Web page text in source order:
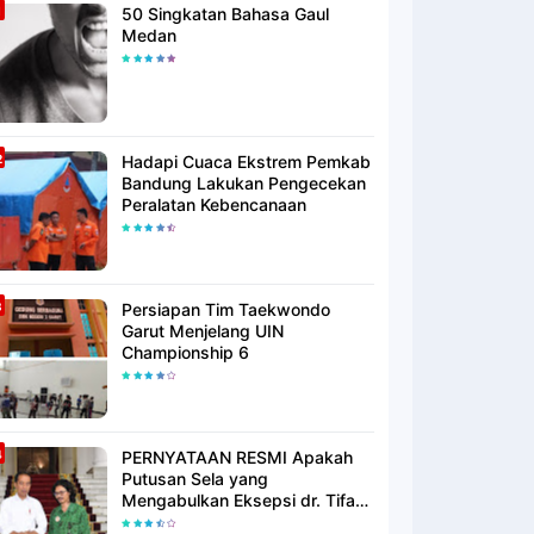
50 Singkatan Bahasa Gaul
Medan
Hadapi Cuaca Ekstrem Pemkab
Bandung Lakukan Pengecekan
Peralatan Kebencanaan
Persiapan Tim Taekwondo
Garut Menjelang UIN
Championship 6
PERNYATAAN RESMI Apakah
Putusan Sela yang
Mengabulkan Eksepsi dr. Tifa
Membuktikan atau Semakin